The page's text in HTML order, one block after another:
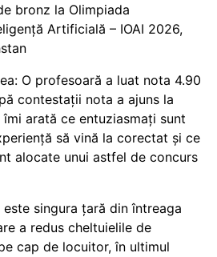
bronz la Olimpiada
Artificială – IOAI 2026,
O profesoară a luat nota 4.90
contestații nota a ajuns la
arată ce entuziasmați sunt
să vină la corectat și ce
alocate unui astfel de concurs
este singura țară din întreaga
a redus cheltuielile de
cap de locuitor, în ultimul